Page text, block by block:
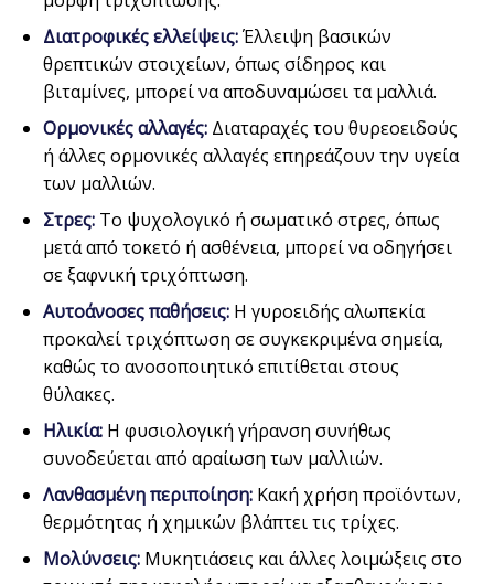
Διατροφικές ελλείψεις:Έλλειψη βασικών
θρεπτικών στοιχείων, όπως σίδηρος και
βιταμίνες, μπορεί να αποδυναμώσει τα μαλλιά.
Ορμονικές αλλαγές: Διαταραχές του θυρεοειδούς
ή άλλες ορμονικές αλλαγές επηρεάζουν την υγεία
των μαλλιών.
Στρες: Το ψυχολογικό ή σωματικό στρες, όπως
μετά από τοκετό ή ασθένεια, μπορεί να οδηγήσει
σε ξαφνική τριχόπτωση.
Αυτοάνοσες παθήσεις: Η γυροειδής αλωπεκία
προκαλεί τριχόπτωση σε συγκεκριμένα σημεία,
καθώς το ανοσοποιητικό επιτίθεται στους
θύλακες.
Ηλικία: Η φυσιολογική γήρανση συνήθως
συνοδεύεται από αραίωση των μαλλιών.
Λανθασμένη περιποίηση: Κακή χρήση προϊόντων,
θερμότητας ή χημικών βλάπτει τις τρίχες.
Μολύνσεις: Μυκητιάσεις και άλλες λοιμώξεις στο